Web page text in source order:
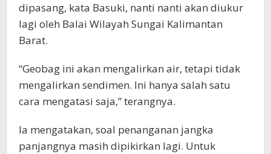
dipasang, kata Basuki, nanti nanti akan diukur
lagi oleh Balai Wilayah Sungai Kalimantan
Barat.
“Geobag ini akan mengalirkan air, tetapi tidak
mengalirkan sendimen. Ini hanya salah satu
cara mengatasi saja,” terangnya.
Ia mengatakan, soal penanganan jangka
panjangnya masih dipikirkan lagi. Untuk